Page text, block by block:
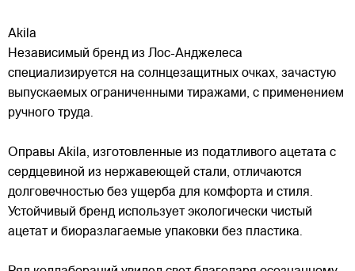
Akila
Независимый бренд из Лос-Анджелеса
специализируется на солнцезащитных очках, зачастую
выпускаемых ограниченными тиражами, с применением
ручного труда.
Оправы Akila, изготовленные из податливого ацетата с
сердцевиной из нержавеющей стали, отличаются
долговечностью без ущерба для комфорта и стиля.
Устойчивый бренд использует экологически чистый
ацетат и биоразлагаемые упаковки без пластика.